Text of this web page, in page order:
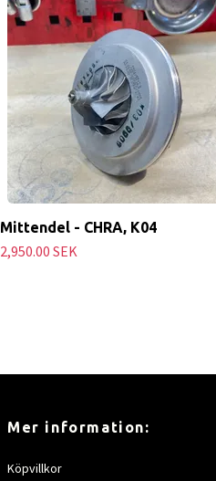
Mittendel - CHRA, K04
2,950.00 SEK
Mer information:
Köpvillkor